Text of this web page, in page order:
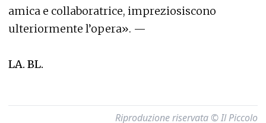
amica e collaboratrice, impreziosiscono
ulteriormente l’opera». —
LA. BL.
Riproduzione riservata © Il Piccolo